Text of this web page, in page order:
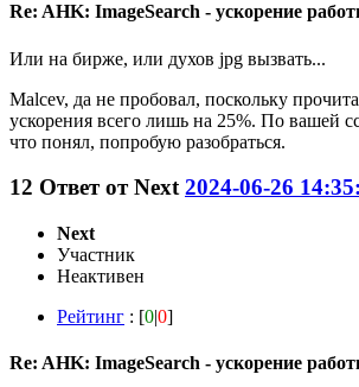
Re: AHK: ImageSearch - ускорение
Или на бирже, или духов jpg вызвать...
Malcev, да не пробовал, поскольку
ускорения всего лишь на 25%. По вашей
что понял, попробую разобраться.
12 Ответ отNext 2024-06-26
Next
Участник
Неактивен
Рейтинг : [0|0]
Re: AHK: ImageSearch - ускорение